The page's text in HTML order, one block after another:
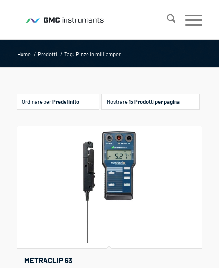
Home / Prodotti / Tag: Pinze in milliamper
Ordinare perPredefinito Mostrare15 Prodotti per pagina
METRACLIP 63